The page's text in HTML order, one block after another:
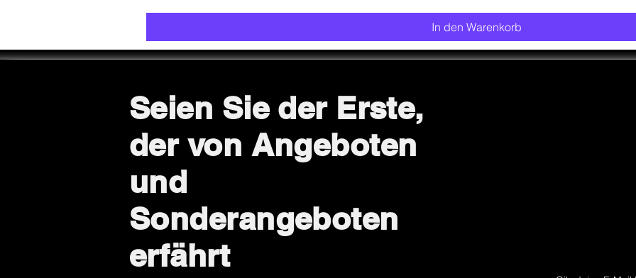
In den Warenkorb
Seien Sie der Erste,
der von Angeboten
und
Sonderangeboten
erfährt